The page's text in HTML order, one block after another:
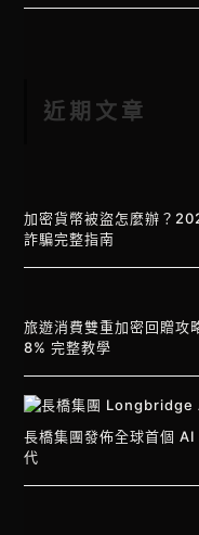
近期文章
加密貨幣被盜怎麼辦？
詐騙完整指南
旅遊消費雙重加密回贈攻
8% 完整教學
長橋集團發佈全球首個
代